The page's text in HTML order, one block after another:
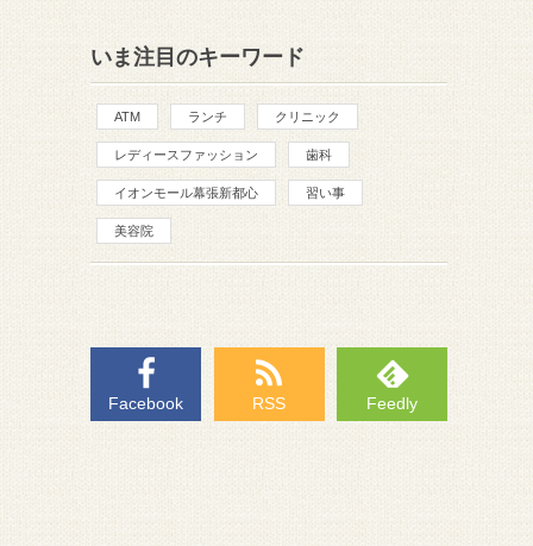
いま注目のキーワード
ATM ランチ クリニック
レディースファッション 歯科
イオンモール幕張新都心 習い事
美容院
Facebook RSS Feedly